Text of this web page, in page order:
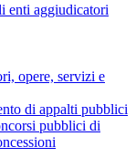
enti aggiudicatori
opere, servizi e
di appalti pubblici
pubblici di